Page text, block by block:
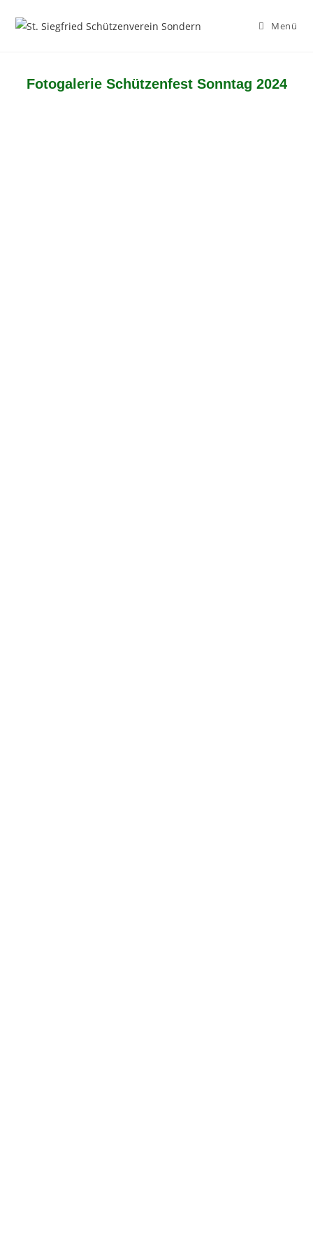
Menü
Fotogalerie Schützenfest Sonntag 2024